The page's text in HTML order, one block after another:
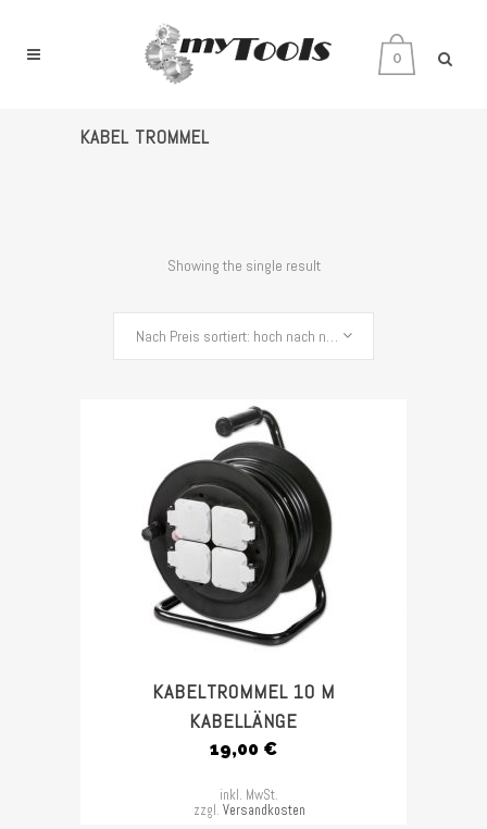
0
KABEL TROMMEL
Showing the single result
Nach Preis sortiert: hoch nach niedrig
KABELTROMMEL 10 M
KABELLÄNGE
19,00 €
inkl. MwSt.
zzgl. Versandkosten